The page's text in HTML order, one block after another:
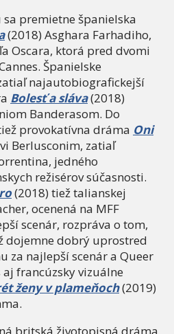
premietne španielska
(2018) Asghara Farhadiho,
Oscara, ktorá pred dvomi
Španielske
najautobiografickejší
Bolesť a sláva(2018)
Banderasom. Do
provokatívna dráma Oni
Berlusconim, zatiaľ
jedného
režisérov súčasnosti.
(2018) tiež talianskej
ocenená na MFF
scenár, rozpráva o tom,
dojemne dobrý uprostred
za najlepší scenár a Queer
aj francúzsky vizuálne
ženy v plameňoch(2019)
britská životopisná dráma